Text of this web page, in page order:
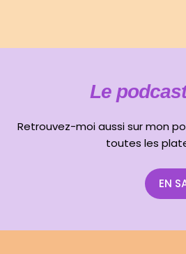
Le
Retrouvez-moi aussi sur mon
toutes les
EN